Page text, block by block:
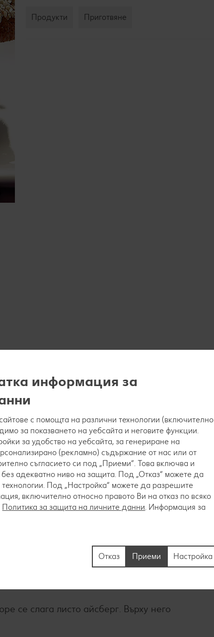
Продукти Приготвяне
в силно загрят грил тиган от
се нарязва на тънки резени.
се слага листо айсберг. Върху него
информация за
с помощта на различни технологии (включително
за показването на уебсайта и неговите функции.
за удобство на уебсайта, за генериране на
(рекламно) съдържание от нас или от
съгласието си под „Приеми“. Това включва и
адекватно ниво на защита. Под „Отказ“ можете да
Под „Настройка“ можете да разрешите
включително относно правото Ви на отказ по всяко
Политика за защита на личните данни. Информация за
Настройка
Отказ Приеми